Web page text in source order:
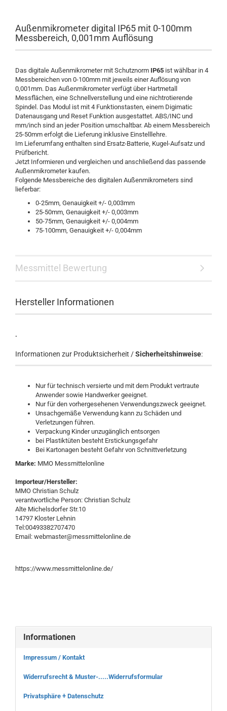
Außenmikrometer digital IP65 mit 0-100mm
Messbereich, 0,001mm Auflösung
Das digitale Außenmikrometer mit Schutznorm IP65 ist wählbar in 4
Messbereichen von 0-100mm mit jeweils einer Auflösung von
0,001mm. Das Außenmikrometer verfügt über Hartmetall
Messflächen, eine Schnellverstellung und eine nichtrotierende
Spindel. Das Modul ist mit 4 Funktionstasten, einem Digimatic
Datenausgang und Reset Funktion ausgestattet. ABS/INC und
mm/inch sind an jeder Position umschaltbar. Ab einem Messbereich
25-50mm erfolgt die Lieferung inklusive Einstelllehre.
Im Lieferumfang enthalten sind Ersatz-Batterie, Kugel-Aufsatz und
Prüfbericht.
Jetzt Informieren und vergleichen und anschließend das passende
Außenmikrometer kaufen.
Folgende Messbereiche des digitalen Außenmikrometers sind
lieferbar:
0-25mm, Genauigkeit +/- 0,003mm
25-50mm, Genauigkeit +/- 0,003mm
50-75mm, Genauigkeit +/- 0,004mm
75-100mm, Genauigkeit +/- 0,004mm
Messmittel Bewertung
Hersteller Informationen
.
Informationen zur Produktsicherheit /Sicherheitshinweise:
Nur für technisch versierte und mit dem Produkt vertraute
Anwender sowie Handwerker geeignet.
Nur für den vorhergesehenen Verwendungszweck geeignet.
Unsachgemäße Verwendung kann zu Schäden und
Verletzungen führen.
Verpackung Kinder unzugänglich entsorgen
bei Plastiktüten besteht Erstickungsgefahr
Bei Kartonagen besteht Gefahr von Schnittverletzung
Marke: MMO Messmittelonline
Importeur/Hersteller:
MMO Christian Schulz
verantwortliche Person: Christian Schulz
Alte Michelsdorfer Str.10
14797 Kloster Lehnin
Tel:00493382707470
Email: webmaster@messmittelonline.de
https://www.messmittelonline.de/
Informationen
Impressum / Kontakt
Widerrufsrecht & Muster-.....Widerrufsformular
Privatsphäre + Datenschutz